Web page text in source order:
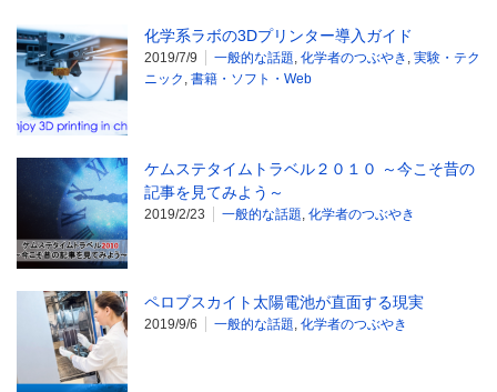
化学系ラボの3Dプリンター導入ガイド
2019/7/9 一般的な話題 化学者のつぶやき 実験・テク
ニック 書籍・ソフト・Web
ケムステタイムトラベル２０１０ ～今こそ昔の
記事を見てみよう～
2019/2/23 一般的な話題 化学者のつぶやき
ペロブスカイト太陽電池が直面する現実
2019/9/6 一般的な話題 化学者のつぶやき